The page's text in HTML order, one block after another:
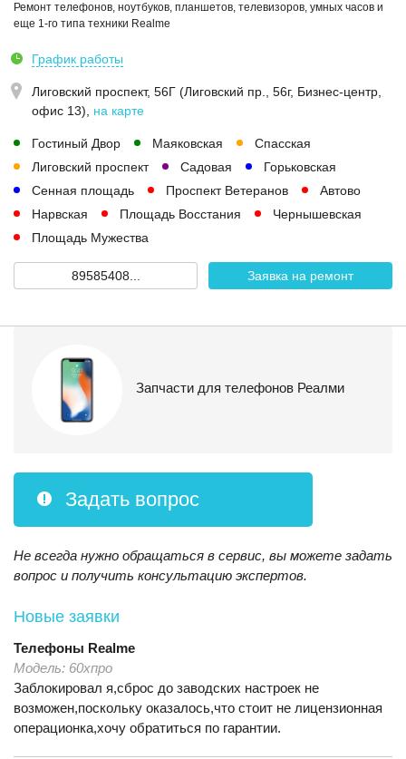
Ремонт телефонов, ноутбуков, планшетов, телевизоров, умных часов и
еще 1-го типа техники Realme
График работы
Лиговский проспект, 56Г (Лиговский пр., 56г, Бизнес-центр,
офис 13)
на карте
Гостиный Двор Маяковская
Спасская
Лиговский проспект
Садовая
Горьковская
Сенная площадь
Проспект Ветеранов
Автово
Нарвская
Площадь Восстания
Чернышевская
Площадь Мужества
89585408... Заявка на ремонт
Запчасти для телефонов Реалми
Задать вопрос
Не всегда нужно обращаться в сервис, вы можете задать
вопрос и получить консультацию экспертов.
Новые заявки
Телефоны Realme
Модель: 60хпро
Заблокировал я,сброс до заводских настроек не
возможен,поскольку оказалось,что стоит не лицензионная
операционка,хочу обратиться по гарантии.